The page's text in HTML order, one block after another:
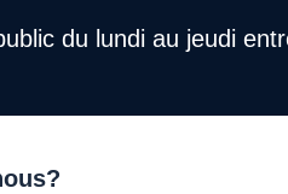
du lundi au jeudi